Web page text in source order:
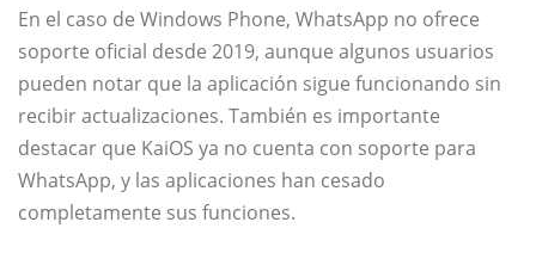
En el caso de Windows Phone, WhatsApp no ofrece
soporte oficial desde 2019, aunque algunos usuarios
pueden notar que la aplicación sigue funcionando sin
recibir actualizaciones. También es importante
destacar que KaiOS ya no cuenta con soporte para
WhatsApp, y las aplicaciones han cesado
completamente sus funciones.